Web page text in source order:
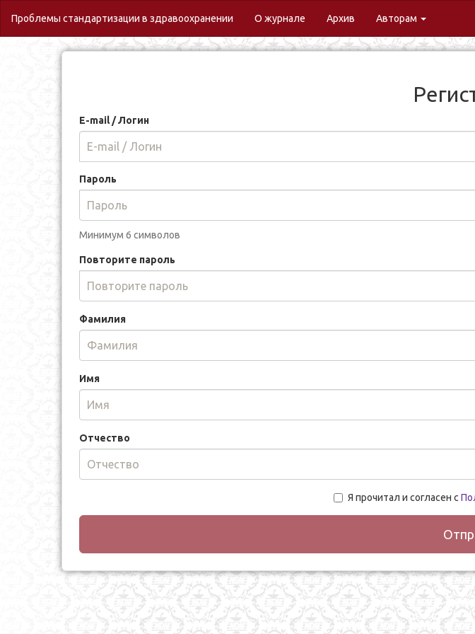
Проблемы стандартизации в здравоохранении О журнале (current)
Архив Авторам
E-mail / Логин
Пароль
Минимум 6 символов
Повторите пароль
Фамилия
Имя
Отчество
Я прочитал и согласен с